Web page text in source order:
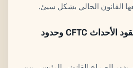
القانون الحالي بشكل سيئ.
الولايات المتحدة: عقود الأحداث CFTC وحدود